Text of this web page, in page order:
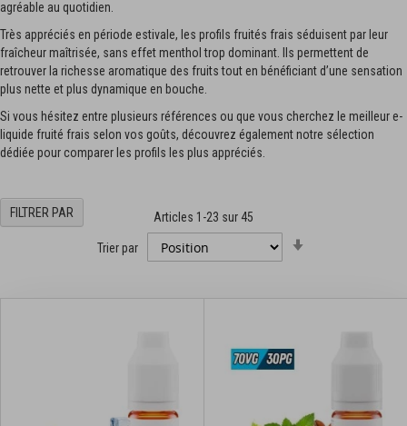
agréable au quotidien.
Très appréciés en période estivale, les profils fruités frais séduisent par leur
fraîcheur maîtrisée, sans effet menthol trop dominant. Ils permettent de
retrouver la richesse aromatique des fruits tout en bénéficiant d’une sensation
plus nette et plus dynamique en bouche.
Si vous hésitez entre plusieurs références ou que vous cherchez le meilleur e-
liquide fruité frais selon vos goûts, découvrez également notre sélection
dédiée pour comparer les profils les plus appréciés.
Articles 1 -23 sur 45
Trier par
FILTRER PAR